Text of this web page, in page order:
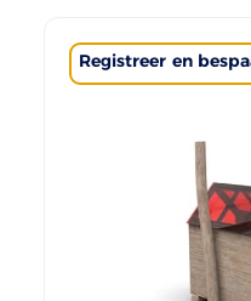
Registreer en